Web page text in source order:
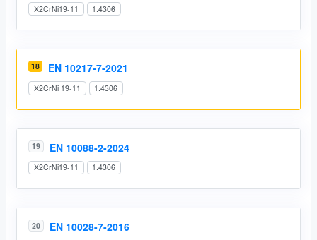
X2CrNi19-11 1.4306
18 EN 10217-7-2021
X2CrNi 19-11 1.4306
19 EN 10088-2-2024
X2CrNi19-11 1.4306
20 EN 10028-7-2016